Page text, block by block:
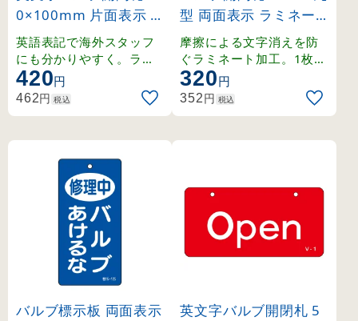
0×100mm 片面表示 N
ormally closed(緑) (16
8004)
英語表記で海外スタッフ
にも分かりやすく。ラミ
ネート加工の硬質塩ビ製
。
420円
462円 税込
型 両面表示 ラミネー
ト加工 赤（Normally
open） (151120)
摩擦による文字消えを防
ぐラミネート加工。1枚か
ら購入可能な50mm丸型
の両面表示札。
320円
352円 税込
バルブ標示板 両面表示
英文字バルブ開閉札 5